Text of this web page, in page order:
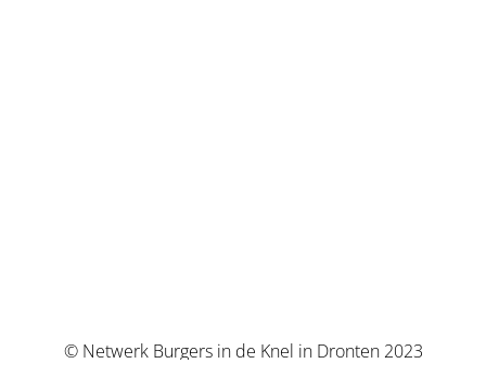
© Netwerk Burgers in de Knel in Dronten 2023